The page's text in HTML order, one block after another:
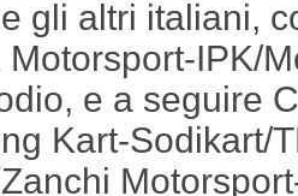
gli altri italiani,
Motorsport-IPK/
e a seguire
Kart-Sodikart/